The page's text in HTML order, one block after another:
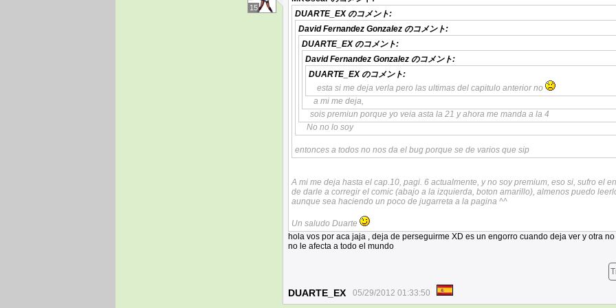
15
DUARTE_EXのコメント:
David Fernandez Gonzalez のコメント:
DUARTE_EXのコメント:
David Fernandez Gonzalez のコメント:
DUARTE_EXのコメント:
esta si me deja verla pero las ultimas del capitulo anterior no
a mi me deja,
sois premiun porque yo veia asta la 21 y ahora me manda a la 4
No no lo soy
entonces a todos no nos da el bug porque se de varios que sip
A mi me deja hasta el cap.10, pagi. 6 actualmente, y no soy premium, eso si, sufro el
de darle a corregir el comic (abajo a la izquierda, boton amarillo), almenos puedo
aunque sea haciendo un poco de jugarreta a la pagina ^^
Un saludo Duarte
hola vos por aca jaja , deja de perseguirme XD es un engorro cuando deja ver y otra no
no le afecta a todo el mundo
DUARTE_EX 05/29/2012 01:33:50